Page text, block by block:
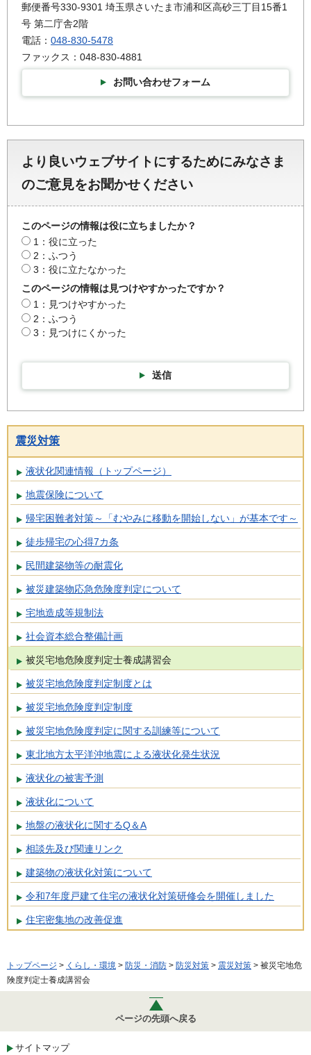
郵便番号330-9301 埼玉県さいたま市浦和区高砂三丁目15番1
号 第二庁舎2階
電話： 048-830-5478
ファックス：048-830-4881
お問い合わせフォーム
より良いウェブサイトにするためにみなさま
のご意見をお聞かせください
このページの情報は役に立ちましたか？
1：役に立った
2：ふつう
3：役に立たなかった
このページの情報は見つけやすかったですか？
1：見つけやすかった
2：ふつう
3：見つけにくかった
送信
震災対策
液状化関連情報（トップページ）
地震保険について
帰宅困難者対策～「むやみに移動を開始しない」が基本です～
徒歩帰宅の心得7カ条
民間建築物等の耐震化
被災建築物応急危険度判定について
宅地造成等規制法
社会資本総合整備計画
被災宅地危険度判定士養成講習会
被災宅地危険度判定制度とは
被災宅地危険度判定制度
被災宅地危険度判定に関する訓練等について
東北地方太平洋沖地震による液状化発生状況
液状化の被害予測
液状化について
地盤の液状化に関するQ＆A
相談先及び関連リンク
建築物の液状化対策について
令和7年度戸建て住宅の液状化対策研修会を開催しました
住宅密集地の改善促進
トップページ > くらし・環境 > 防災・消防 > 防災対策 > 震災対策 > 被災宅地危
険度判定士養成講習会
ページの先頭へ戻る
サイトマップ